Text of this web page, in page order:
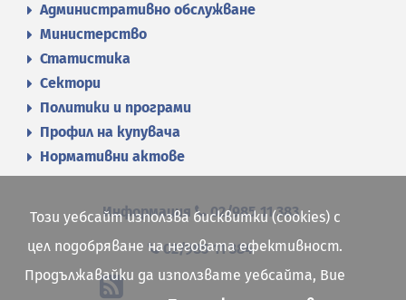
Административно обслужване
Министерство
Статистика
Сектори
Политики и програми
Профил на купувача
Нормативни актове
Информация 02/985 11 383
02/985 11 384
Този уебсайт използва бисквитки (cookies) с
цел подобряване на неговата ефективност.
Продължавайки да използвате уебсайта, Вие